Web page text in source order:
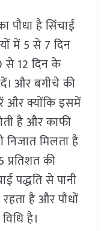
है सिंचाई
में 5 से 7 दिन
से 12 दिन के
और बगीचे की
और क्योंकि इसमें
है और काफी
मिलता है
की
पद्धति से पानी
रहता है और पौधों
है।